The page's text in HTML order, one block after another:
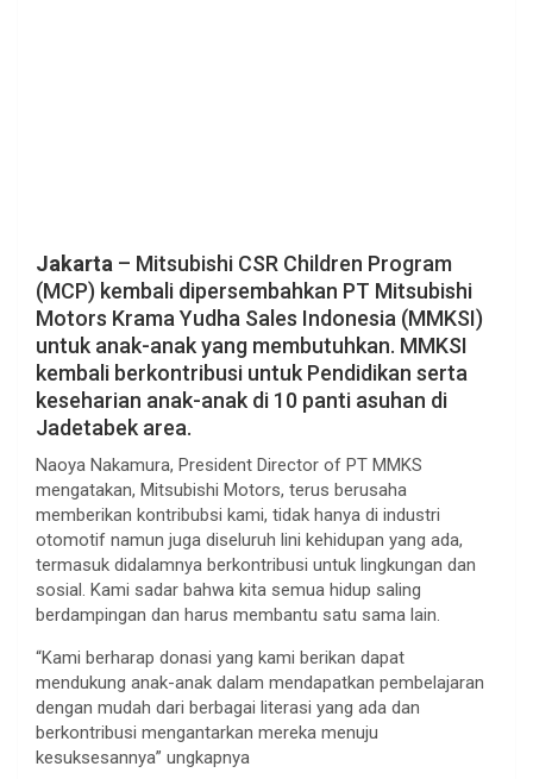
Jakarta – Mitsubishi CSR Children Program
(MCP) kembali dipersembahkan PT Mitsubishi
Motors Krama Yudha Sales Indonesia (MMKSI)
untuk anak-anak yang membutuhkan. MMKSI
kembali berkontribusi untuk Pendidikan serta
keseharian anak-anak di 10 panti asuhan di
Jadetabek area.
Naoya Nakamura, President Director of PT MMKS
mengatakan, Mitsubishi Motors, terus berusaha
memberikan kontribubsi kami, tidak hanya di industri
otomotif namun juga diseluruh lini kehidupan yang ada,
termasuk didalamnya berkontribusi untuk lingkungan dan
sosial. Kami sadar bahwa kita semua hidup saling
berdampingan dan harus membantu satu sama lain.
“Kami berharap donasi yang kami berikan dapat
mendukung anak-anak dalam mendapatkan pembelajaran
dengan mudah dari berbagai literasi yang ada dan
berkontribusi mengantarkan mereka menuju
kesuksesannya” ungkapnya